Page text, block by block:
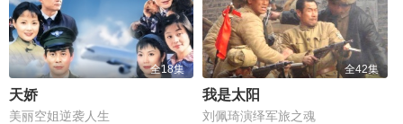
全18集
天娇
美丽空姐逆袭人生
全42集
我是太阳
刘佩琦演绎军旅之魂